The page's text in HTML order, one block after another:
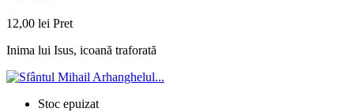
12,00 lei Pret
Inima lui Isus, icoană traforată
Stoc epuizat